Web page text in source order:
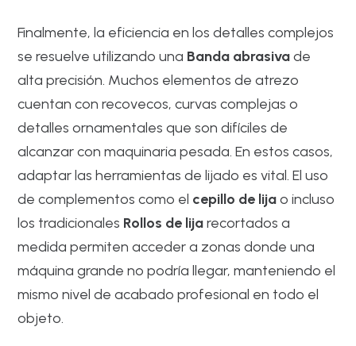
Finalmente, la eficiencia en los detalles complejos
se resuelve utilizando una Banda abrasivade
alta precisión. Muchos elementos de atrezo
cuentan con recovecos, curvas complejas o
detalles ornamentales que son difíciles de
alcanzar con maquinaria pesada. En estos casos,
adaptar las herramientas de lijado es vital. El uso
de complementos como el cepillo de lijao incluso
los tradicionales Rollos de lijarecortados a
medida permiten acceder a zonas donde una
máquina grande no podría llegar, manteniendo el
mismo nivel de acabado profesional en todo el
objeto.